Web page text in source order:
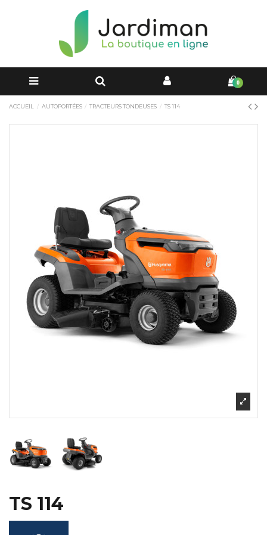
0
ACCUEIL AUTOPORTÉES TRACTEURS TONDEUSES TS 114
TS 114